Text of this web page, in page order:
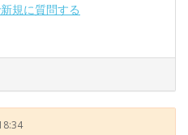
規に質問する